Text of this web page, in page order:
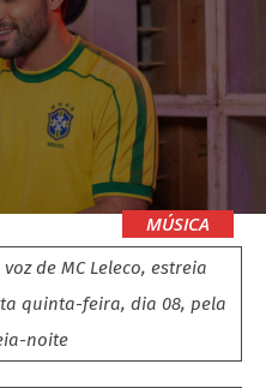
MÚSICA
de MC Leleco, estreia
quinta-feira, dia 08, pela
noite